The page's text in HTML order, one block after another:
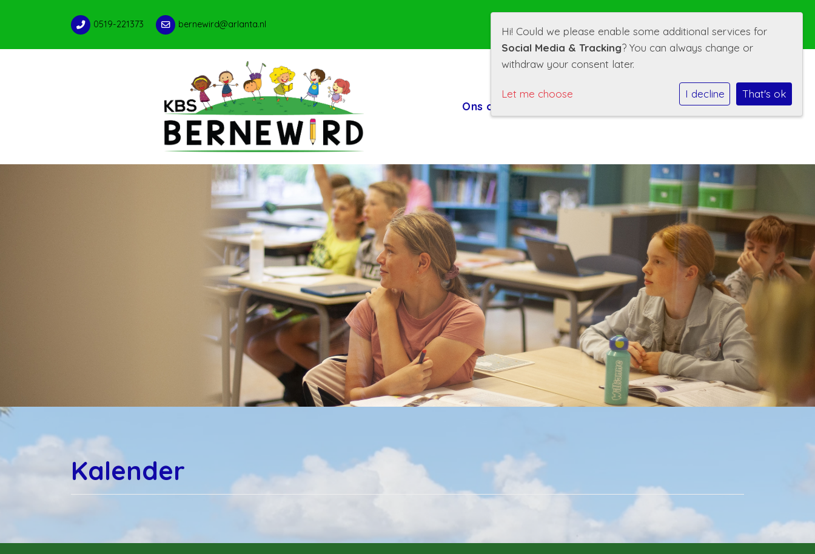
0519-221373 bernewird@arlanta.nl Volg ons ook op:
Ons onderwijs Kalender Contact
Kalender
Hi! Could we please enable some additional services for
Social Media & Tracking? You can always change or
withdraw your consent later.
Let me choose I decline That's ok